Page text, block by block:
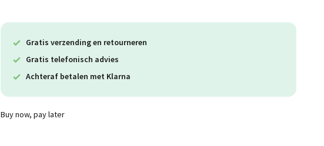
Buy now, pay later
Gratis verzending en retourneren
Gratis telefonisch advies
Achteraf betalen met Klarna